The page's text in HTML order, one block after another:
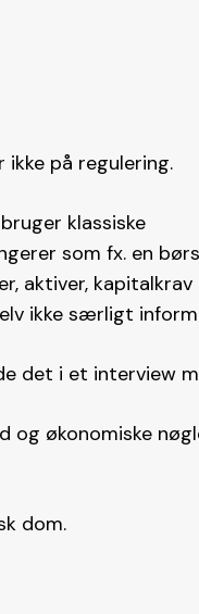
ikke på regulering.
klassiske
som fx. en
aktiver, kapitalkrav
ikke særligt
det i et interview
og økonomiske
dom.